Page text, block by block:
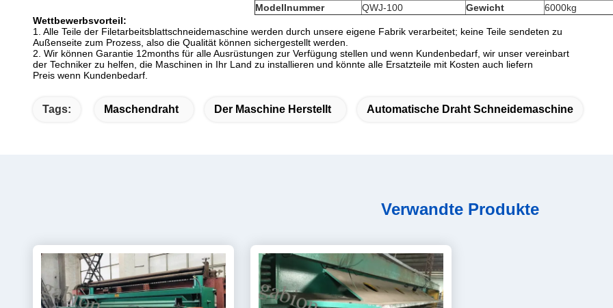
Modellnummer
QWJ-100 Gewicht
6000kg
Wettbewerbsvorteil:
1. Alle Teile der Filetarbeitsblattschneidemaschine werden durch unsere eigene Fabrik verarbeitet; keine Teile sendeten zu
Außenseite zum Prozess, also die Qualität können sichergestellt werden.
2. Wir können Garantie 12months für alle Ausrüstungen zur Verfügung stellen und wenn Kundenbedarf, wir unser vereinbart
der Techniker zu helfen, die Maschinen in Ihr Land zu installieren und könnte alle Ersatzteile mit Kosten auch liefern
Preis wenn Kundenbedarf.
Tags: Maschendraht Der Maschine Herstellt Automatische Draht Schneidemaschine
Verwandte Produkte